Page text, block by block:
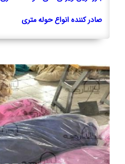
صادر کننده انواع حوله متری